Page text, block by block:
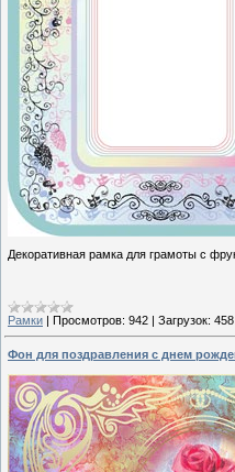
Декоративная рамка для грамоты с
Рамки | Просмотров: 942 | Загрузок: 458
Фон для поздравления с днем